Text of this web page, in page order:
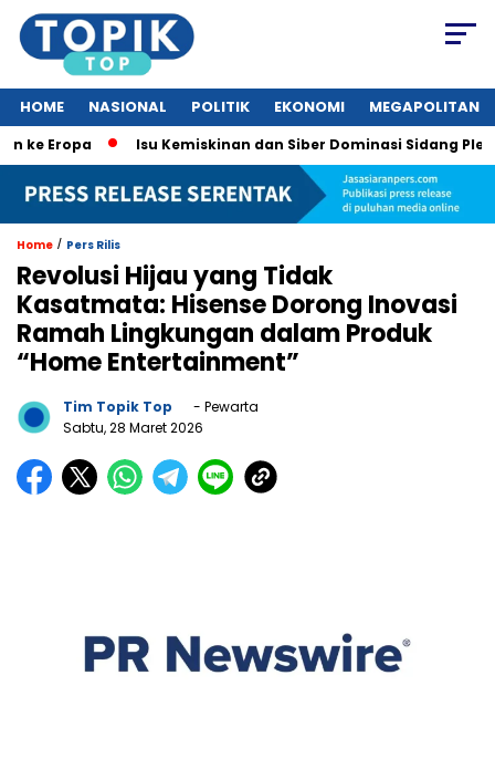
HOME NASIONAL POLITIK EKONOMI MEGAPOLITAN
Isu Kemiskinan dan Siber Dominasi Sidang Pleno KTT
Home / Pers Rilis
Revolusi Hijau yang Tidak
Kasatmata: Hisense Dorong Inovasi
Ramah Lingkungan dalam Produk
“Home Entertainment”
Tim Topik Top
- Pewarta
Sabtu, 28 Maret 2026